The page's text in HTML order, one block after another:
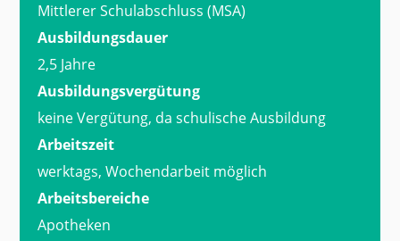
Mittlerer Schulabschluss (MSA)
Ausbildungsdauer
2,5 Jahre
Ausbildungsvergütung
keine Vergütung, da schulische Ausbildung
Arbeitszeit
werktags, Wochendarbeit möglich
Arbeitsbereiche
Apotheken